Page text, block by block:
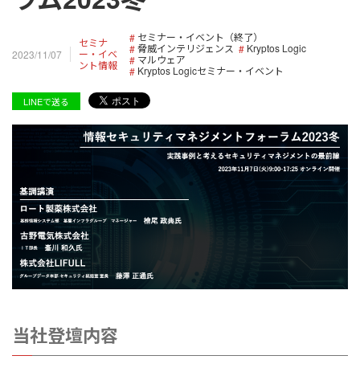
2023/11/07
セミナ
ー・イベ
ント情報
セミナー・イベント（終了）
脅威インテリジェンス
Kryptos Logic
マルウェア
Kryptos Logicセミナー・イベント
LINEで送る
当社登壇内容